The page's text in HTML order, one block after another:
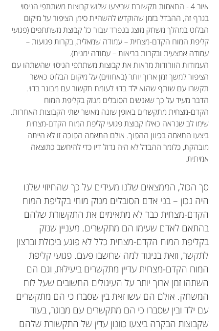
איור 4 - התאמות תקשורת שביצעו שלוש קבוצות משתתפי הניסוי
בגרף זה, ההבדל בזמן שהוקדש להשהיית סימן הציפור על מיקום
הבלוט במהלך משחק מוצג בנפרד עבור כל קבוצת משתתפים (פגועי
קליפת המוח הקדם-מצחית – עמודה שמאלית, בקרות פגועות –
עמודה אמצעית ובקרות בריאות – עמודה ימנית).
העמודות הוורודות מראות את קבוצות משתתפי הניסוי שהשתהו עם
הציפור למשך זמן ארוך יותר (באחוזים) על מיקום הבלוט כאשר
תקשרו עם שותף שהוא ילד בדוי לעומת תקשור עם מבוגר בדוי.
הדבר מעיד על כך שאנשים הסובלים מנזק בקליפת המוח
הקדם-מצחית מתקשרים באופן שונה מאשר שתי הקבוצות האחרות.
שימו לב שנראה כאילו קבוצת פגועי קליפת המוח הקדם-מצחית
ביצעו התאמה בכיוון ההפוך. אולם התאמה הפוכה זו לא הייתה
מובהקת, כלומר ההבדל לא היה גדול דיו כדי להיחשב כתוצאה
אמיתית.
סך הכול, הממצאים שלנו מעידים על כך שהחיזוי שלנו
היה נכון – בני אדם הסובלים מנזק מוחי בקליפת המוח
הקדם-מצחית כבר לא מתאימים את התקשורת שלהם
בהתאם לאדם שעימו הם מתקשרים. מעניין שנזק
בקליפת המוח הקדם-מצחית כלל לא פוגע ביכולת וברצון
לתקשר, וזאת בניגוד למה שחשבו פעם. פגועי קליפת
המוח הקדם-מצחית עדיין מתקשרים ביעילוּת, וגם הם
השתהו זמן ארוך יותר על העיגולים החשובים שעל לוח
המשחק. אולם הם עשו זאת בין שסברו כי הם מתקשרים
עם ילד ובין שסברו כי הם מתקשרים עם מבוגר, בעוד
שקבוצות הבקרה ביצעו כוונון עדין של התקשורת שלהם